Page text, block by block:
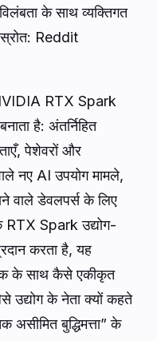
के साथ व्यक्तिगत
Reddit
RTX Spark
है: अंतर्निहित
पेशेवरों और
नए AI उपयोग मामले,
वाले डेवलपर्स के लिए
RTX Spark उद्योग-
करता है, यह
के साथ कैसे एकीकृत
के नेता क्यों कहते
बुद्धिमत्ता” के